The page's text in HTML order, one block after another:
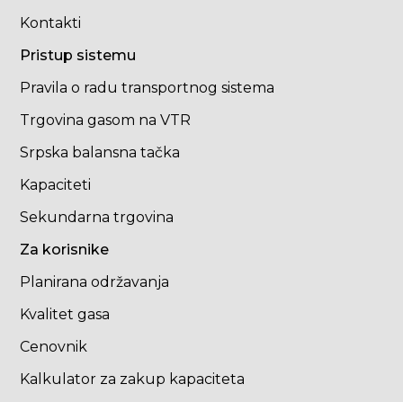
Kontakti
Pristup sistemu
Pravila o radu transportnog sistema
Trgovina gasom na VTR
Srpska balansna tačka
Kapaciteti
Sekundarna trgovina
Za korisnike
Planirana održavanja
Kvalitet gasa
Cenovnik
Kalkulator za zakup kapaciteta